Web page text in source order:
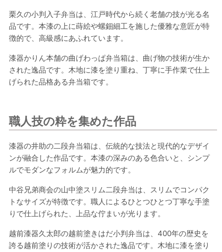
栗久の小判入子弁当は、江戸時代から続く老舗の技が光る名
品です。本漆の上に蒔絵や螺鈿細工を施した優雅な意匠が特
徴的で、高級感にあふれています。
漆器かりん本舗の曲げわっぱ弁当箱は、曲げ物の技術が生か
された逸品です。木地に漆を塗り重ね、丁寧に手作業で仕上
げられた品格ある弁当箱です。
職人技の粋を集めた作品
漆器の井助の二段弁当箱は、伝統的な技法と現代的なデザイ
ンが融合した作品です。本漆の深みのある色合いと、シンプ
ルでモダンなフォルムが魅力的です。
中谷兄弟商会の山中塗スリム二段弁当は、スリムでコンパク
トなサイズが特徴です。職人によるひとつひとつ丁寧な手塗
りで仕上げられた、上品な佇まいが光ります。
越前漆器久太郎の越前塗きはだ小判弁当は、400年の歴史を
誇る越前塗りの技術が活かされた逸品です。木地に漆を塗り